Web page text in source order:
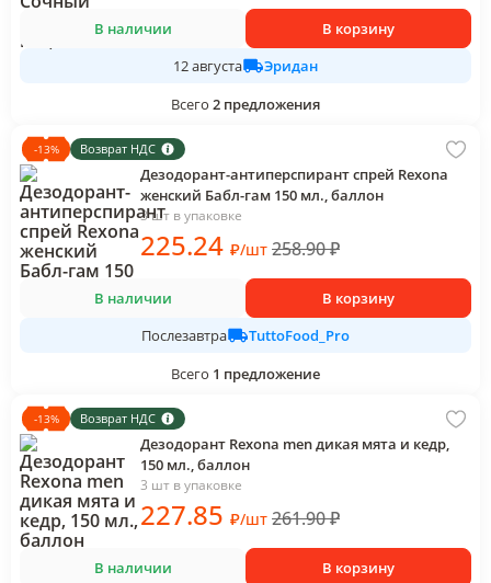
В наличии
В корзину
12 августа
Эридан
Всего 2 предложения
-13% Возврат НДС
Дезодорант-антиперспирант спрей Rexona
женский Бабл-гам 150 мл., баллон
3 шт в упаковке
225.24 ₽/шт 258.90₽
В наличии
В корзину
Послезавтра
TuttoFood_Pro
Всего 1 предложение
-13% Возврат НДС
Дезодорант Rexona men дикая мята и кедр,
150 мл., баллон
3 шт в упаковке
227.85 ₽/шт 261.90₽
В наличии
В корзину